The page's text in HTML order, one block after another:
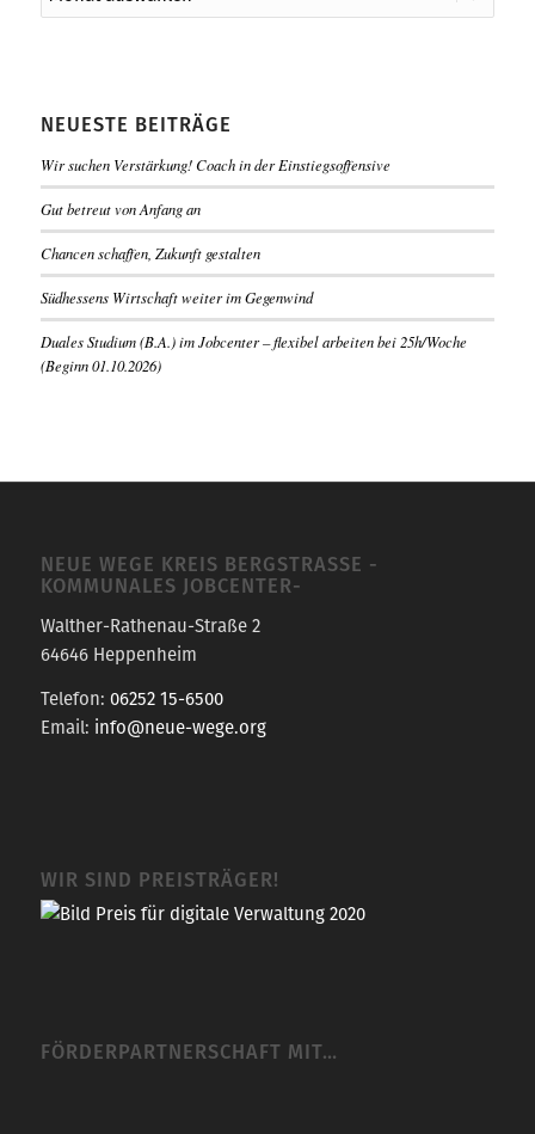
NEUESTE BEITRÄGE
Wir suchen Verstärkung! Coach in der Einstiegsoffensive
Gut betreut von Anfang an
Chancen schaffen, Zukunft gestalten
Südhessens Wirtschaft weiter im Gegenwind
Duales Studium (B.A.) im Jobcenter – flexibel arbeiten bei 25h/Woche
(Beginn 01.10.2026)
NEUE WEGE KREIS BERGSTRASSE -K
OMMUNALES JOBCENTER-
Walther-Rathenau-Straße 2
64646 Heppenheim
Telefon: 06252 15-6500
Email: info@neue-wege.org
WIR SIND PREISTRÄGER!
FÖRDERPARTNERSCHAFT MIT…